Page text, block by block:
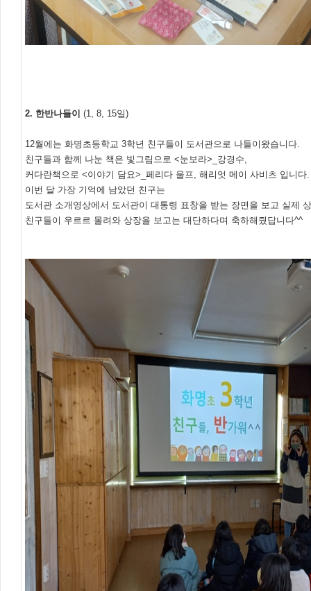
2. 한반나들이 (1, 8, 15일)
12월에는 화명초등학교 3학년 친구들이 도서관으로 나들이왔습니다.
친구들과 함께 나눈 책은 빛그림으로 <눈보라>_강경수,
커다란책으로 <이야기 담요>_페리다 울프, 해리엇 메이 사비츠 입니다.
이번 달 가장 기억에 남았던 친구는
도서관 소개영상에서 도서관이 대통령 표창을 받는 장면을 보고 실제
친구들이 우르르 몰려와 상장을 보고는 대단하다며 축하해줬답니다^^